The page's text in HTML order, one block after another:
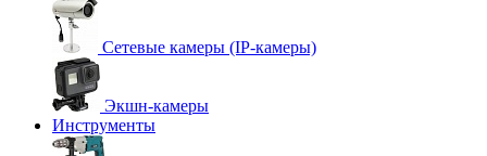
Сетевые камеры (IP-камеры)
Экшн-камеры
Инструменты